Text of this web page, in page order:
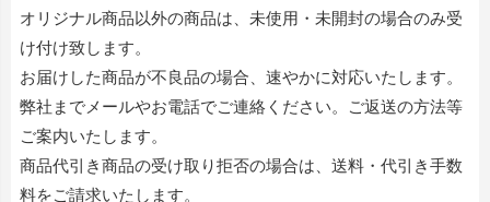
オリジナル商品以外の商品は、未使用・未開封の場合のみ受
け付け致します。
お届けした商品が不良品の場合、速やかに対応いたします。
弊社までメールやお電話でご連絡ください。ご返送の方法等
ご案内いたします。
商品代引き商品の受け取り拒否の場合は、送料・代引き手数
料をご請求いたします。